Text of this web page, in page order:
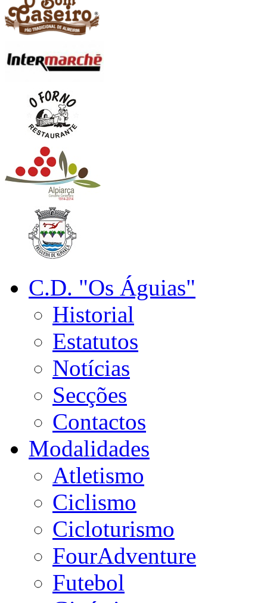
C.D. "Os Águias"
Historial
Estatutos
Notícias
Secções
Contactos
Modalidades
Atletismo
Ciclismo
Cicloturismo
FourAdventure
Futebol